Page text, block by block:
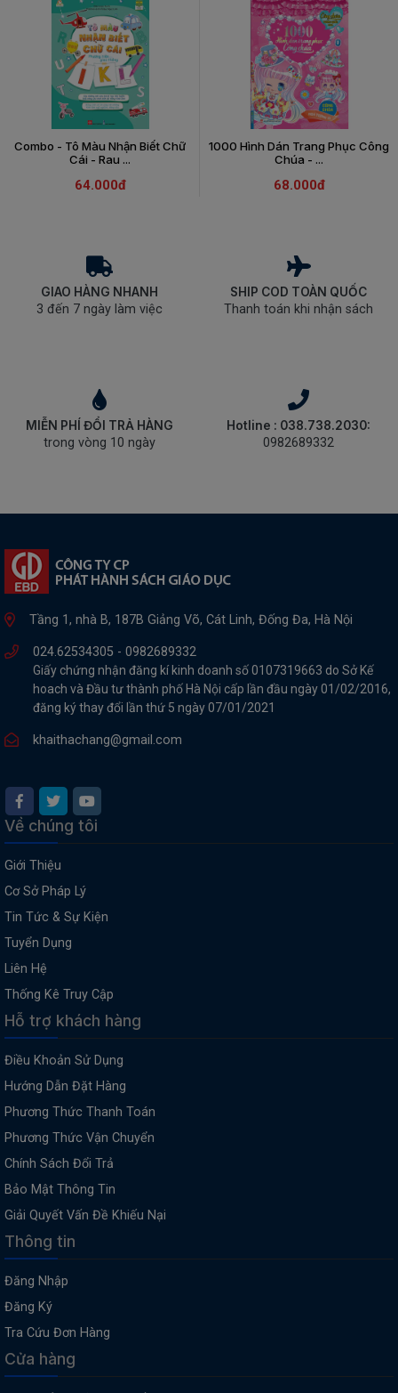
Combo - Tô Màu Nhận Biết Chữ
Cái - Rau ...
64.000đ
1000 Hình Dán Trang Phục Công
Chúa - ...
68.000đ
GIAO HÀNG NHANH
3 đến 7 ngày làm việc
SHIP COD TOÀN QUỐC
Thanh toán khi nhận sách
MIỄN PHÍ ĐỔI TRẢ HÀNG
trong vòng 10 ngày
Hotline : 038.738.2030:
0982689332
Tầng 1, nhà B, 187B Giảng Võ, Cát Linh, Đống Đa, Hà Nội
024.62534305 - 0982689332
Giấy chứng nhận đăng kí kinh doanh số 0107319663 do Sở Kế
hoach và Đầu tư thành phố Hà Nội cấp lần đầu ngày 01/02/2016,
đăng ký thay đổi lần thứ 5 ngày 07/01/2021
khaithachang@gmail.com
Về chúng tôi
Giới Thiệu
Cơ Sở Pháp Lý
Tin Tức & Sự Kiện
Tuyển Dụng
Liên Hệ
Thống Kê Truy Cập
Hỗ trợ khách hàng
Điều Khoản Sử Dụng
Hướng Dẫn Đặt Hàng
Phương Thức Thanh Toán
Phương Thức Vận Chuyển
Chính Sách Đổi Trả
Bảo Mật Thông Tin
Giải Quyết Vấn Đề Khiếu Nại
Thông tin
Đăng Nhập
Đăng Ký
Tra Cứu Đơn Hàng
Cửa hàng